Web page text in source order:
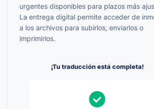
urgentes disponibles para plazos más
La entrega digital permite acceder de
a los archivos para subirlos, enviarlos o
imprimirlos.
¡Tu traducción está completa!